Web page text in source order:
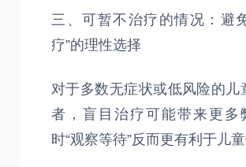
三、可暂不治疗的情况：避
疗”的理性选择
对于多数无症状或低风险的儿
者，盲目治疗可能带来更多
时“观察等待”反而更有利于儿童